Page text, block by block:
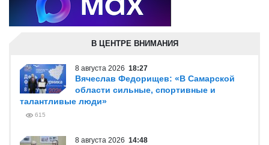
В ЦЕНТРЕ ВНИМАНИЯ
8 августа 2026 18:27
Вячеслав Федорищев: «В Самарской
области сильные, спортивные и
талантливые люди»
615
8 августа 2026 14:48